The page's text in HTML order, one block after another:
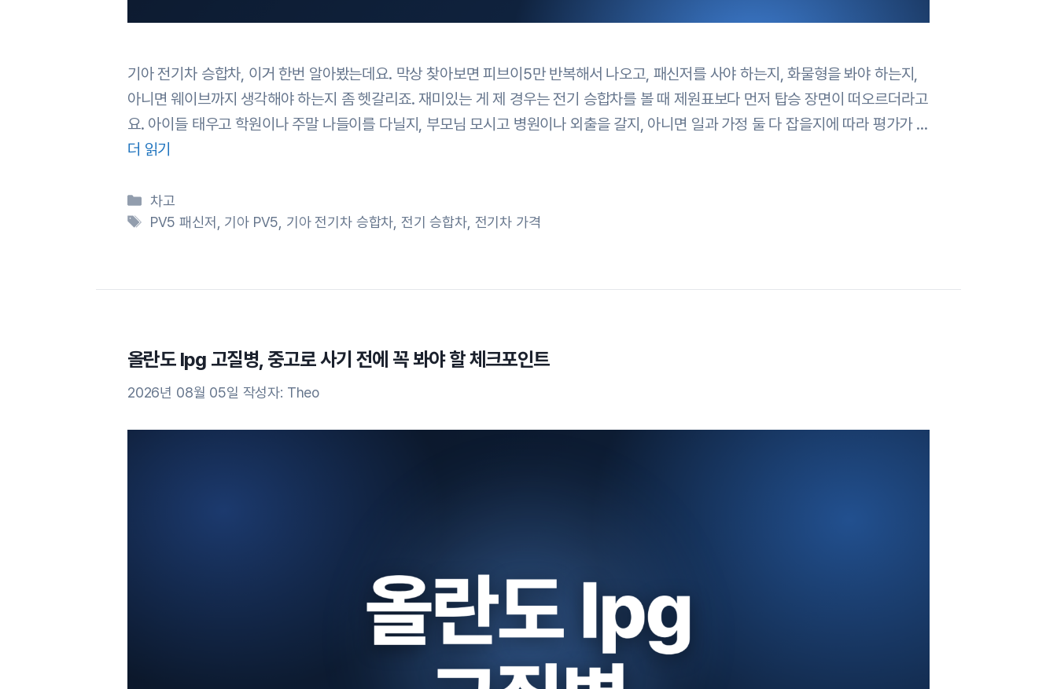
기아 전기차 승합차, 이거 한번 알아봤는데요. 막상 찾아보면 피브이5만 반복해서 나오고, 패신저를 사야 하는지, 화물형을 봐야 하는지,
아니면 웨이브까지 생각해야 하는지 좀 헷갈리죠. 재미있는 게 제 경우는 전기 승합차를 볼 때 제원표보다 먼저 탑승 장면이 떠오르더라고
요. 아이들 태우고 학원이나 주말 나들이를 다닐지, 부모님 모시고 병원이나 외출을 갈지, 아니면 일과 가정 둘 다 잡을지에 따라 평가가 …
더 읽기
카
테
차고
태
PV5 패신저 기아 PV5 기아 전기차 승합차 전기 승합차, 전기차 가격
올란도 lpg 고질병, 중고로 사기 전에 꼭 봐야 할 체크포인트
2026년 08월 05일 작성자: Theo